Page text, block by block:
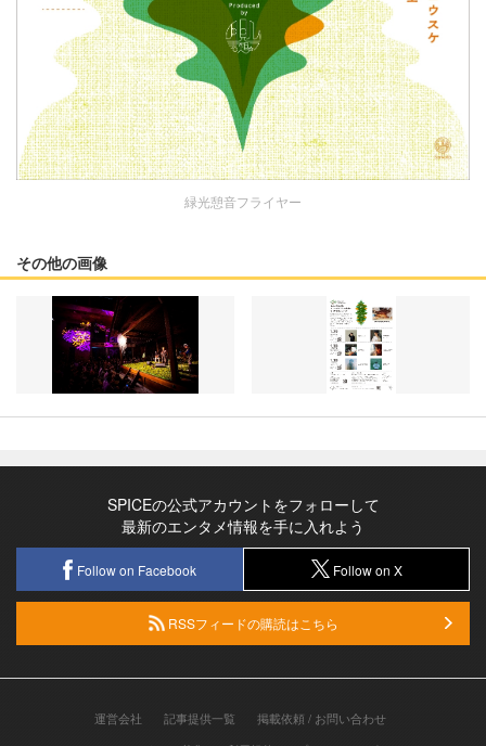
緑光憩音フライヤー
その他の画像
SPICEの公式アカウントをフォローして
最新のエンタメ情報を手に入れよう
Follow on Facebook Follow on X
RSSフィードの購読はこちら
運営会社 記事提供一覧
掲載依頼 / お問い合わせ